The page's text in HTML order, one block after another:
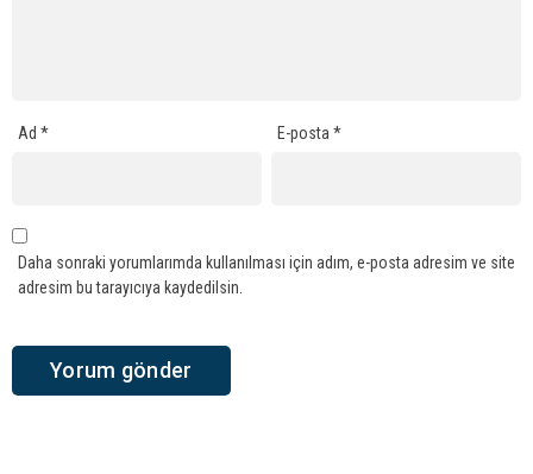
Ad * E-posta*
Daha sonraki yorumlarımda kullanılması için adım, e-posta adresim ve site
adresim bu tarayıcıya kaydedilsin.